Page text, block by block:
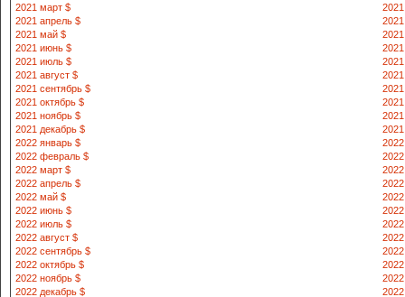
2021 март $
2021 апрель $
2021 май $
2021 июнь $
2021 июль $
2021 август $
2021
2021 сентябрь $
2021 октябрь $
2021 ноябрь $
2021 декабрь $
2022 январь $
2022 февраль $
2022 март $
2022 апрель $
2022 май $
2022 июнь $
2022 июль $
2022 август $
2022
2022 сентябрь $
2022 октябрь $
2022 ноябрь $
2022 декабрь $